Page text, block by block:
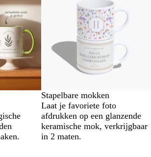
Stapelbare mokken
Laat je favoriete foto
afdrukken op een glanzende
keramische mok, verkrijgbaar
in 2 maten.